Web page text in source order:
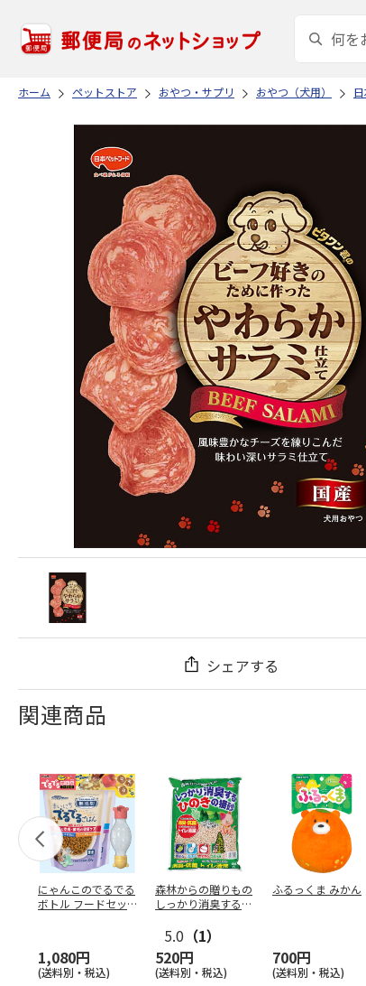
ホーム ペットストア おやつ・サプリ おやつ（犬用）
シェアする
関連商品
にゃんこのでるでる
ボトル フードセッ
1,080円
(送料別・税込)
森林からの贈りもの
しっかり消臭するひ
5.0 （1）
520円
(送料別・税込)
ふるっくま みかん
700円
(送料別・税込)